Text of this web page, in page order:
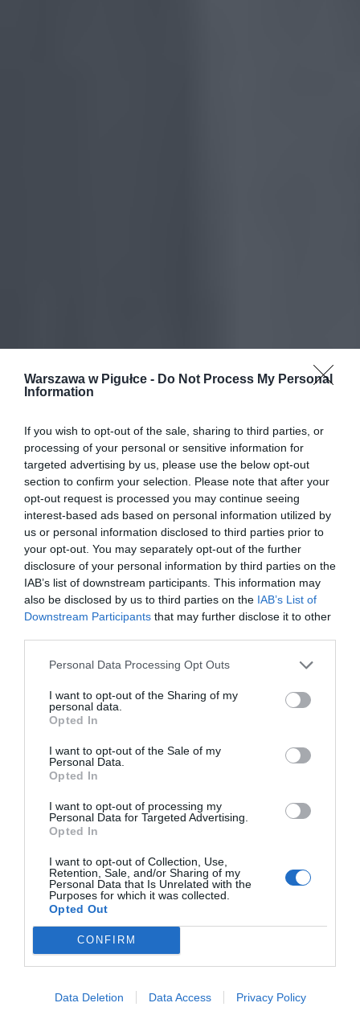
Warszawa w Pigułce - Do Not Process My Personal
Information
If you wish to opt-out of the sale, sharing to third parties, or
processing of your personal or sensitive information for
targeted advertising by us, please use the below opt-out
section to confirm your selection. Please note that after your
opt-out request is processed you may continue seeing
interest-based ads based on personal information utilized by
us or personal information disclosed to third parties prior to
your opt-out. You may separately opt-out of the further
disclosure of your personal information by third parties on the
IAB’s list of downstream participants. This information may
also be disclosed by us to third parties on the IAB’s List of
Downstream Participants that may further disclose it to other
Personal Data Processing Opt Outs
I want to opt-out of the Sharing of my
personal data.
Opted In
I want to opt-out of the Sale of my
Personal Data.
Opted In
I want to opt-out of processing my
Personal Data for Targeted Advertising.
Opted In
I want to opt-out of Collection, Use,
Retention, Sale, and/or Sharing of my
Personal Data that Is Unrelated with the
Purposes for which it was collected.
Opted Out
CONFIRM
Data Deletion Data Access Privacy Policy